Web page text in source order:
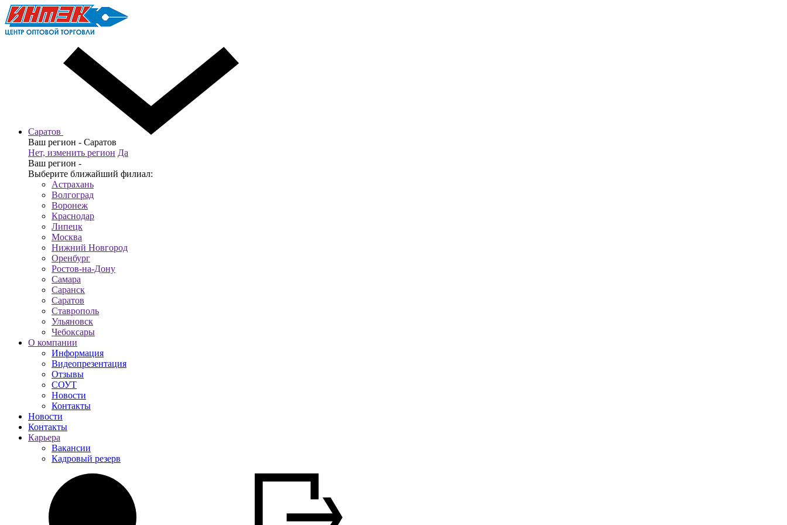
Саратов
Ваш регион - Саратов
Нет, изменить регион Да
Ваш регион -
Выберите ближайший филиал:
Астрахань
Волгоград
Воронеж
Краснодар
Липецк
Москва
Нижний Новгород
Оренбург
Ростов-на-Дону
Самара
Саранск
Саратов
Ставрополь
Ульяновск
Чебоксары
О компании
Информация
Видеопрезентация
Отзывы
СОУТ
Новости
Контакты
Новости
Контакты
Карьера
Вакансии
Кадровый резерв